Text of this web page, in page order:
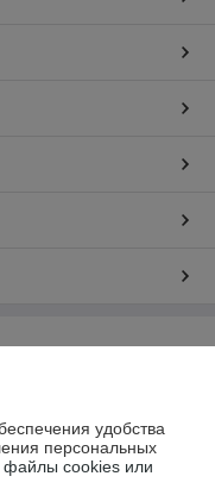
д. 24, кв. 21удобства
персональных
файлы cookies или